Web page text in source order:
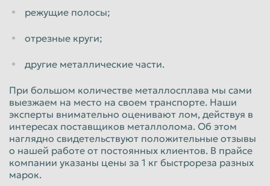
Саратов
Стерлитамак Сургут
Сызрань Сыктывкар
Таганрог Тамбов
Тверь Тольятти
Томск
режущие полосы;
отрезные круги;
другие металлические части.
При большом количестве металлосплава мы сами
выезжаем на место на своем транспорте. Наши
эксперты внимательно оценивают лом, действуя в
интересах поставщиков металлолома. Об этом
наглядно свидетельствуют положительные отзывы
о нашей работе от постоянных клиентов. В прайсе
компании указаны цены за 1 кг быстрореза разных
марок.